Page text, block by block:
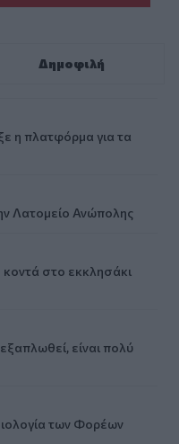
Δημοφιλή
η πλατφόρμα για τα
Λατομείο Ανώπολης
στο εκκλησάκι
είναι πολύ
των Φορέων